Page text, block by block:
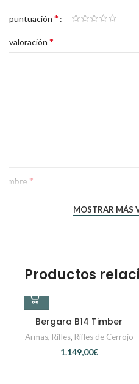
puntuación *
valoración *
*
MOSTRAR MÁS
Productos
Bergara B14 Timber
Armas, Rifles, Rifles de Cerrojo
€